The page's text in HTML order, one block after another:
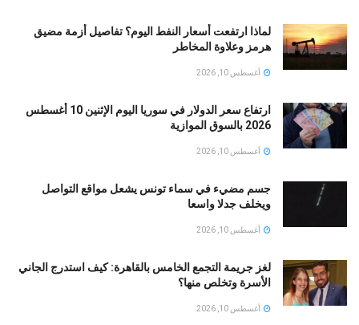
لماذا ارتفعت أسعار النفط اليوم؟ تفاصيل أزمة مضيق
هرمز وعلاوة المخاطر
أغسطس 10, 2026
ارتفاع سعر الدولار في سوريا اليوم الإثنين 10 أغسطس
2026 بالسوق الموازية
أغسطس 10, 2026
جسم مضيء في سماء تونس يشعل مواقع التواصل
ويخلف جدلا واسعا
أغسطس 10, 2026
لغز جريمة التجمع الخامس بالقاهرة: كيف استدرج الجاني
الأسرة وتخلص منها؟
أغسطس 10, 2026